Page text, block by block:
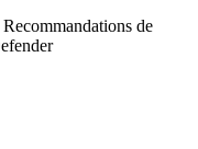
de